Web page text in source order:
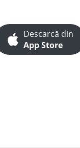
Descarcă din
App Store